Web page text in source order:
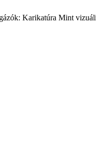
Karikatúra Mint